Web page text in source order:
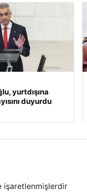
yurtdışına
duyurdu
işaretlenmişlerdir